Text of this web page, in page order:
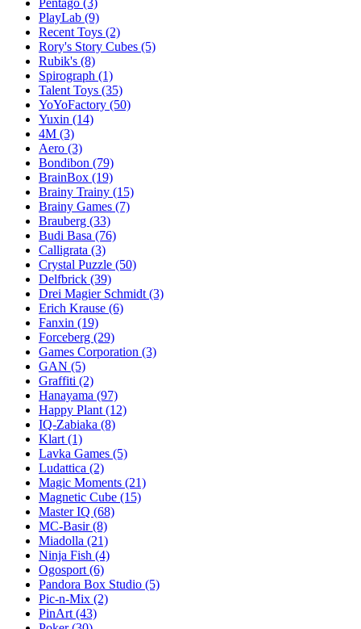
Pentago (3)
PlayLab (9)
Recent Toys (2)
Rory's Story Cubes (5)
Rubik's (8)
Spirograph (1)
Talent Toys (35)
YoYoFactory (50)
Yuxin (14)
4M (3)
Aero (3)
Bondibon (79)
BrainBox (19)
Brainy Trainy (15)
Brainy Games (7)
Brauberg (33)
Budi Basa (76)
Calligrata (3)
Crystal Puzzle (50)
Delfbrick (39)
Drei Magier Schmidt (3)
Erich Krause (6)
Fanxin (19)
Forceberg (29)
Games Corporation (3)
GAN (5)
Graffiti (2)
Hanayama (97)
Happy Plant (12)
IQ-Zabiaka (8)
Klart (1)
Lavka Games (5)
Ludattica (2)
Magic Moments (21)
Magnetic Cube (15)
Master IQ (68)
MC-Basir(8)
Miadolla (21)
Ninja Fish (4)
Ogosport (6)
Pandora Box Studio (5)
Pic-n-Mix (2)
PinArt (43)